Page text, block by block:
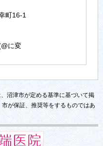
町16-1
に変
沼津市が定める基準に基づいて掲
が保証、推奨等をするものではあ